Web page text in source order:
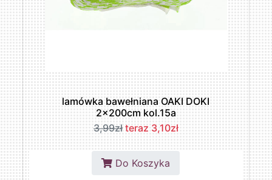
lamówka bawełniana OAKI DOKI
2x200cm kol.15a
3,99zł teraz 3,10zł
Do Koszyka